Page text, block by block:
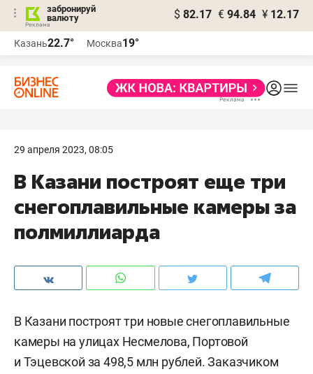
забронируй
валюту
$ 82.17 € 94.84 ¥ 12.17
Казань22.7° Москва19°
29 апреля 2023, 08:05
В Казани построят еще три
снегоплавильные камеры за
полмиллиарда
В Казани построят три новые снегоплавильные
камеры на улицах Несмелова, Портовой
и Тэцевской за 498,5 млн рублей. Заказчиком